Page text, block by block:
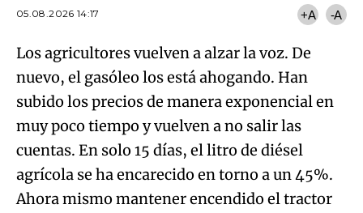
05.08.2026 14:17
+A -A
Los agricultores vuelven a alzar la voz. De
nuevo, el gasóleo los está ahogando. Han
subido los precios de manera exponencial en
muy poco tiempo y vuelven a no salir las
cuentas. En solo 15 días, el litro de diésel
agrícola se ha encarecido en torno a un 45%.
Ahora mismo mantener encendido el tractor